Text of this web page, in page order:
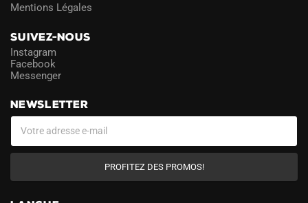
Mentions Légales
SUIVEZ-NOUS
Instagram
Facebook
Messenger
NEWSLETTER
PROFITEZ DES PROMOS!